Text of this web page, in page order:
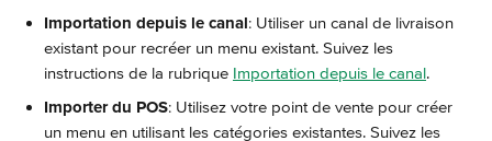
Importation depuis le canal: Utiliser un canal de livraison
existant pour recréer un menu existant. Suivez les
instructions de la rubrique Importation depuis le canal.
Importer du POS: Utilisez votre point de vente pour créer
un menu en utilisant les catégories existantes. Suivez les